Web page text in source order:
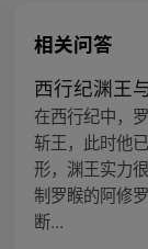
相关问答
西行纪渊王
在西行纪中，
斩王，此时他
形，渊王实力
制罗睺的阿修
断...